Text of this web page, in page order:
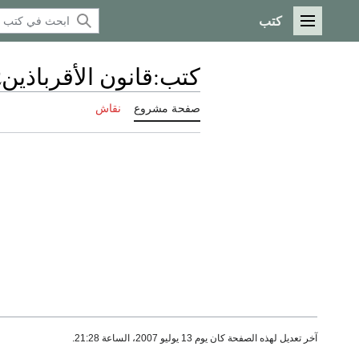
القائمة الرئيسية
كتب
كتب:قانون الأقرباذين742
صفحة مشروع نقاش
آخر تعديل لهذه الصفحة كان يوم 13 يوليو 2007، الساعة 21:28.